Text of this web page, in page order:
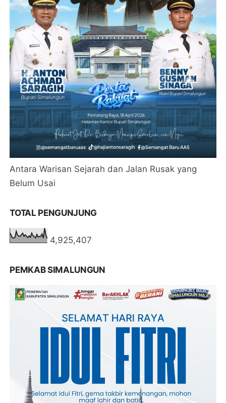
Antara Warisan Sejarah dan Jalan Rusak yang
Belum Usai
TOTAL PENGUNJUNG
4,925,407
PEMKAB SIMALUNGUN